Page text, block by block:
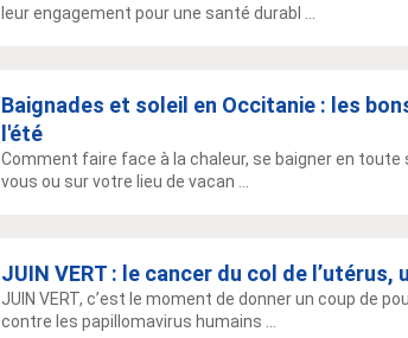
leur engagement pour une santé durabl ...
Baignades et soleil en Occitanie : les
l'été
Comment faire face à la chaleur, se baigner en
vous ou sur votre lieu de vacan ...
JUIN VERT : le cancer du col de l’utérus,
JUIN VERT, c’est le moment de donner un coup de
contre les papillomavirus humains ...